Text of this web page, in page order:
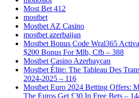
Most Bet 412
mostbet
Mostbet AZ Casino
mostbet azerbaijan
Mostbet Bonus Code Wral365
$200 Bonus For Mlb, Cfb – 388
Mostbet Casino Azerbaycan
Mostbet Élite: The Tableau Des
2024-2025 – 116
Mostbet Euro 2024 Betting Offers:
The Euros Get £30 In Free Bets –